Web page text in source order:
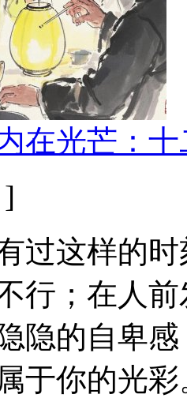
在光芒：
过这样的
行；在人
隐的自卑
于你的光